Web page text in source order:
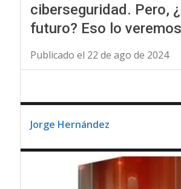
ciberseguridad. Pero,
futuro? Eso lo
Publicado el 22 de ago de 2024
Jorge Hernández